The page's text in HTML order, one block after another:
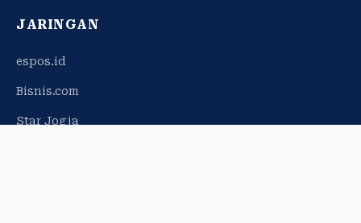
JARINGAN
espos.id
Bisnis.com
Star Jogja